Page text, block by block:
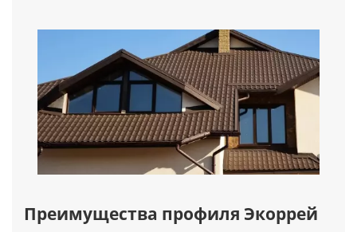
Преимущества профиля Экоррей